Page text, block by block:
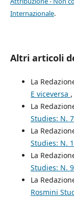
Internazionale.
Altri articoli
La
E viceversa ,
La
Studies: N.
La
Studies: N.
La
Studies: N.
La
Rosmini